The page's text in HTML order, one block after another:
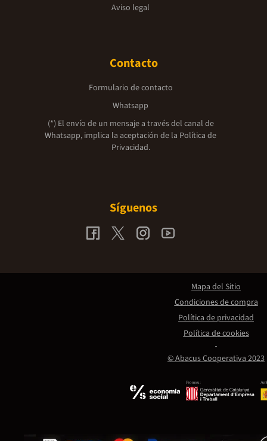
Aviso legal
Contacto
Formulario de contacto
Whatsapp
(*) El envío de un mensaje a través del canal de
Whatsapp, implica la aceptación de la Política de
Privacidad.
Síguenos
Promou:
© Abacus Cooperativa 2023
Mapa del Sitio
Condiciones de compra
Política de privacidad
Política de cookies